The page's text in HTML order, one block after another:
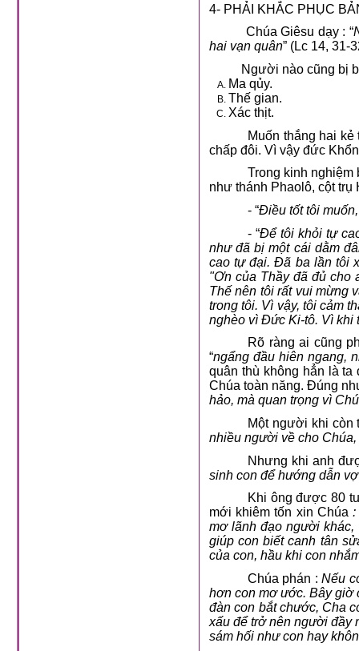
4- PHẢI KHẮC PHỤC
Chúa Giêsu dạy : “
hai vạn quân” (Lc 14, 31-
Người nào cũng bị ba
Ma qủy.
Thế gian.
Xác thịt.
Muốn thắng hai
chấp đôi. Vì vậy đức
Trong kinh
như thánh Phaolô, cột trụ
- “Điều tốt tôi
- “Để tôi khỏi tự
như đã bị một cái dằm
cao tự đại. Đã ba lần tôi
"Ơn của Thầy đã đủ cho
Thế nên tôi rất vui mừng
trong tôi. Vì vậy, tôi cảm
nghèo vì Đức Ki-tô. Vì khi
Rõ ràng ai cũng
“ngẩng đầu hiên ngang,
quân thù không hẳn là
Chúa toàn năng. Đúng
hảo, mà quan trọng vì
Một người khi
nhiều người về cho
Nhưng khi anh
sinh con để hướng dẫn
Khi ông được 80
mới khiêm tốn xin Chúa :
mơ lãnh đạo người
giúp con biết canh tân
của con, hầu khi con
Chúa phán : Nếu
hơn con mơ ước. Bây giờ
đàn con bắt chước, Cha
xấu để trở nên người đầy
sám hối như con hay